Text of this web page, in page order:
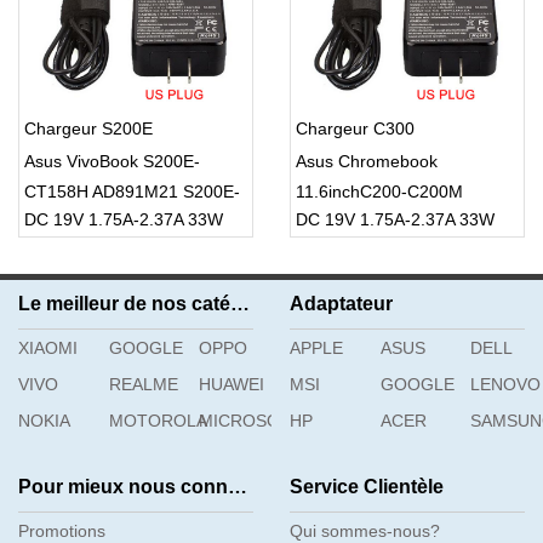
Chargeur S200E
Asus VivoBook S200E-
CT158H AD891M21 S200E-
CT216H S200E-CT157H
DC 19V 1.75A-2.37A 33W
Chargeur C300
Asus Chromebook
11.6inchC200-C200M
C200MA C200MA-DS01
DC 19V 1.75A-2.37A 33W
Le meilleur de nos catégories
XIAOMI GOOGLE
OPPO
VIVO
REALME
HUAWEI
NOKIA
MOTOROLAMICROSOFT
Adaptateur
APPLE ASUS
DELL
MSI
GOOGLE
LENOVO
HP
ACER
Pour mieux nous connaître
Promotions
Service Clientèle
Qui sommes-nous?